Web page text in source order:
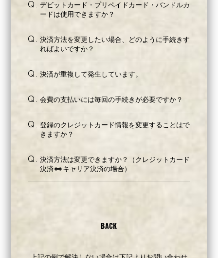
Q. デビットカード・プリペイドカード・バンドルカ
ードは使用できますか？
Q. 決済方法を変更したい場合、どのように手続きす
ればよいですか？
Q. 決済が重複して発生しています。
Q. 会費の支払いには毎回の手続きが必要ですか？
Q. 登録のクレジットカード情報を変更することはで
きますか？
Q. 決済方法は変更できますか？（クレジットカード
決済⇔キャリア決済の場合）
BACK